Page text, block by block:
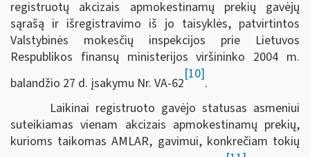
registruotų akcizais apmokestinamų prekių gavėjų
sąrašą ir išregistravimo iš jo taisyklės, patvirtintos
Valstybinės mokesčių inspekcijos prie Lietuvos
Respublikos finansų ministerijos viršininko 2004 m.
balandžio 27 d. įsakymu Nr. VA-62
[10]
.
Laikinai registruoto gavėjo statusas asmeniui
suteikiamas vienam akcizais apmokestinamų prekių,
kurioms taikomas AMLAR, gavimui, konkrečiam tokių